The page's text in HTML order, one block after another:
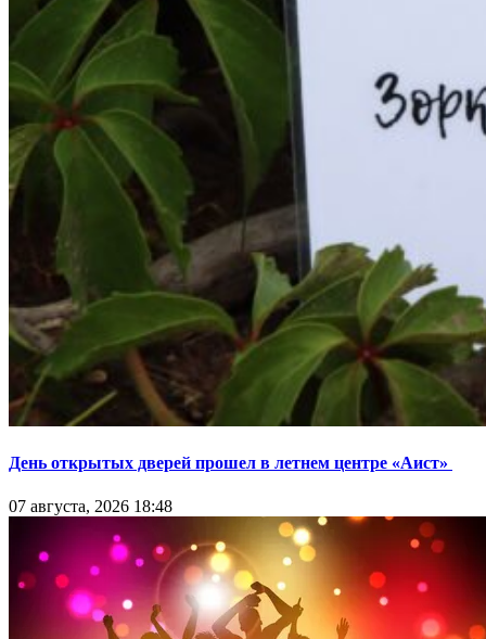
День открытых дверей прошел в летнем центре «Аист»
07 августа, 2026 18:48